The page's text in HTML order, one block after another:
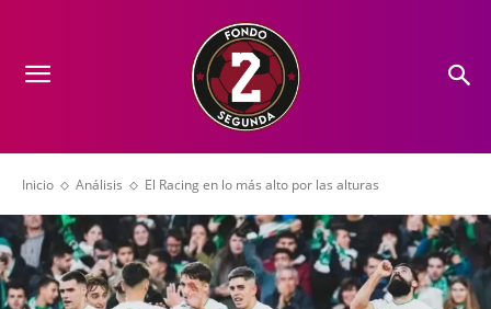
Inicio Análisis El Racing en lo más alto por las alturas